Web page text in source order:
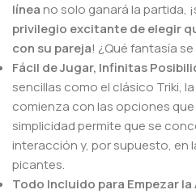
líneano solo ganará la partida,
privilegio excitante de elegir
con su pareja! ¿Qué fantasía
Fácil de Jugar, Infinitas
sencillas como el clásico Triki,
comienza con las opciones
simplicidad permite que se
interacción y, por supuesto, en
picantes.
Todo Incluido para Empezar